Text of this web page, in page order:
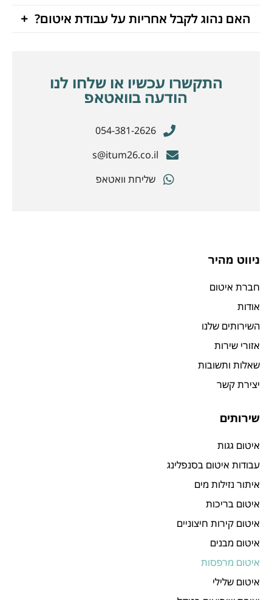
האם נהוג לקבל אחריות על עבודת איטום?
התקשרו עכשיו או שלחו לנו
הודעה בוואטאפ
054-381-2626
s@itum26.co.il
שליחת וואטאפ
ניווט מהיר
חברת איטום
אודות
השירותים שלנו
אזורי שירות
שאלות ותשובות
יצירת קשר
שירותים
איטום גגות
עבודות איטום בסנפלינג
איתור נזילות מים
איטום בריכות
איטום קירות חיצוניים
איטום מבנים
איטום מרפסות
איטום שלילי